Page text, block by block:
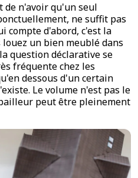
de n'avoir qu'un seul
ne suffit pas
compte d'abord, c'est la
un bien meublé dans
question déclarative se
fréquente chez les
dessous d'un certain
Le volume n'est pas le
peut être pleinement